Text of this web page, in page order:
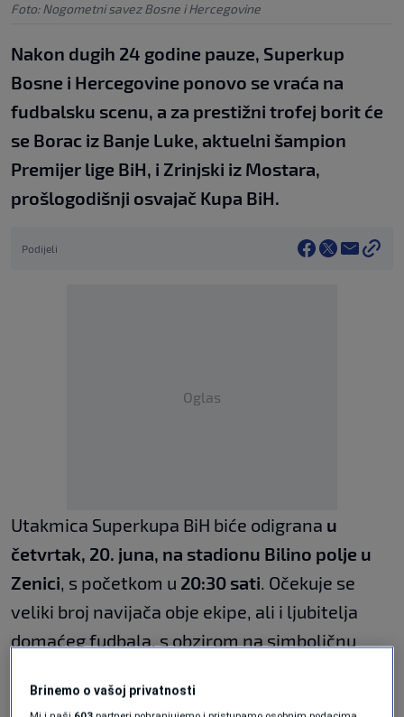
Foto: Nogometni savez Bosne i Hercegovine
Nakon dugih 24 godine pauze, Superkup
Bosne i Hercegovine ponovo se vraća na
fudbalsku scenu, a za prestižni trofej borit će
se Borac iz Banje Luke, aktuelni šampion
Premijer lige BiH, i Zrinjski iz Mostara,
prošlogodišnji osvajač Kupa BiH.
Podijeli
Oglas
Utakmica Superkupa BiH biće odigrana u
četvrtak, 20. juna, na stadionu Bilino polje u
Zenici, s početkom u 20:30 sati. Očekuje se
veliki broj navijača obje ekipe, ali i ljubitelja
domaćeg fudbala, s obzirom na simboličnu
Brinemo o vašoj privatnosti